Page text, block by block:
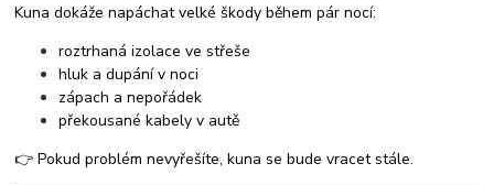
Kuna dokáže napáchat velké škody během pár nocí:
roztrhaná izolace ve střeše
hluk a dupání v noci
zápach a nepořádek
překousané kabely v autě
👉 Pokud problém nevyřešíte, kuna se bude vracet stále.